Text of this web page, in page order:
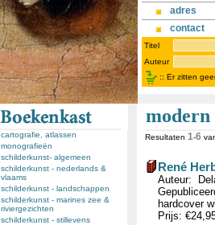
adres
contact
Titel
Auteur
:: Er zitten
cartografie, atlassen
monografieën
schilderkunst- algemeen
schilderkunst - nederlands &
vlaams
schilderkunst - landschappen
schilderkunst - marines zee &
riviergezichten
schilderkunst - stillevens
modern
Resultaten 1-6
René
Auteur:
hardcover
Prijs: